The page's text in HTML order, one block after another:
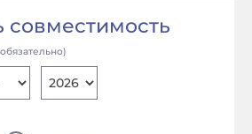
совместимость